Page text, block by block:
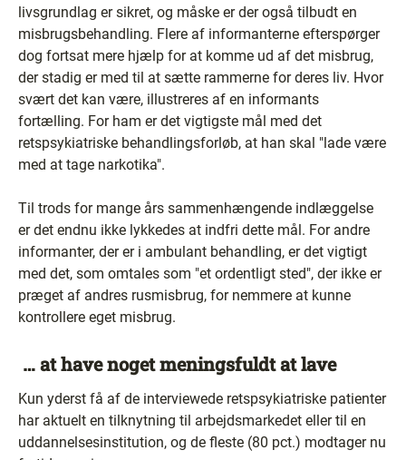
livsgrundlag er sikret, og måske er der også tilbudt en
misbrugsbehandling. Flere af informanterne efterspørger
dog fortsat mere hjælp for at komme ud af det misbrug,
der stadig er med til at sætte rammerne for deres liv. Hvor
svært det kan være, illustreres af en informants
fortælling. For ham er det vigtigste mål med det
retspsykiatriske behandlingsforløb, at han skal "lade være
med at tage narkotika".
Til trods for mange års sammenhængende indlæggelse
er det endnu ikke lykkedes at indfri dette mål. For andre
informanter, der er i ambulant behandling, er det vigtigt
med det, som omtales som "et ordentligt sted", der ikke er
præget af andres rusmisbrug, for nemmere at kunne
kontrollere eget misbrug.
… at have noget meningsfuldt at lave
Kun yderst få af de interviewede retspsykiatriske patienter
har aktuelt en tilknytning til arbejdsmarkedet eller til en
uddannelsesinstitution, og de fleste (80 pct.) modtager nu